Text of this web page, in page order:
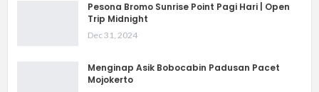
Pesona Bromo Sunrise Point Pagi Hari | Open
Trip Midnight
Dec 31, 2024
Menginap Asik Bobocabin Padusan Pacet
Mojokerto